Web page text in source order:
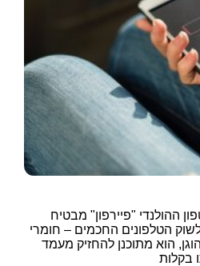
ההולנדי "פיירפון" מבטיח
הטלפונים החכמים – חומרי
הוא מתוכנן להחזיק מעמד
בקלות